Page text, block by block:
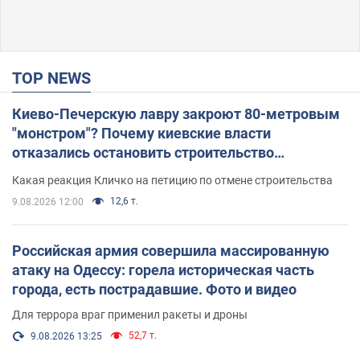
TOP NEWS
Киево-Печерскую лавру закроют 80-метровым
"монстром"? Почему киевские власти
отказались остановить строительство
Какая реакция Кличко на петицию по отмене строительства
9.08.2026 12:00 12,6 т.
Российская армия совершила массированную
атаку на Одессу: горела историческая часть
города, есть пострадавшие. Фото и видео
Для террора враг применил ракеты и дроны
9.08.2026 13:25 52,7 т.